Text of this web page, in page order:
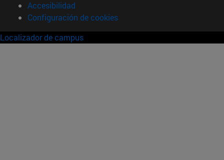
Accesibilidad
Configuración de cookies
Localizador de campus